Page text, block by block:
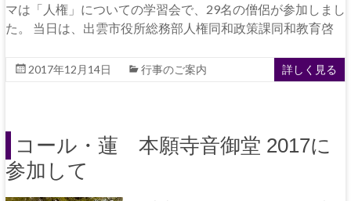
マは「人権」についての学習会で、29名の僧侶が参加しまし
た。 当日は、出雲市役所総務部人権同和政策課同和教育啓
2017年12月14日 行事のご案内 詳しく見る
コール・蓮 本願寺音御堂 2017に
参加して